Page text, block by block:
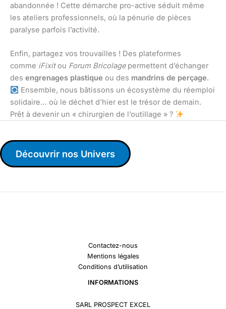
abandonnée ! Cette démarche pro-active séduit même
les ateliers professionnels, où la pénurie de pièces
paralyse parfois l’activité.
Enfin, partagez vos trouvailles ! Des plateformes
comme iFixitou Forum Bricolagepermettent d’échanger
des engrenages plastique ou des mandrins de perçage.
Ensemble, nous bâtissons un écosystème du réemploi
solidaire… où le déchet d’hier est le trésor de demain.
Prêt à devenir un « chirurgien de l’outillage » ?
Découvrir nos Univers
Contactez-nous
Mentions légales
Conditions d’utilisation
INFORMATIONS
SARL PROSPECT EXCEL